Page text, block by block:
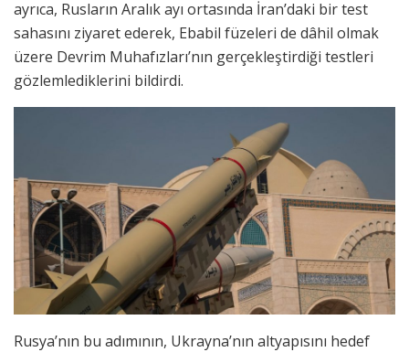
ayrıca, Rusların Aralık ayı ortasında İran’daki bir test
sahasını ziyaret ederek, Ebabil füzeleri de dâhil olmak
üzere Devrim Muhafızları’nın gerçekleştirdiği testleri
gözlemlediklerini bildirdi.
Rusya’nın bu adımının, Ukrayna’nın altyapısını hedef